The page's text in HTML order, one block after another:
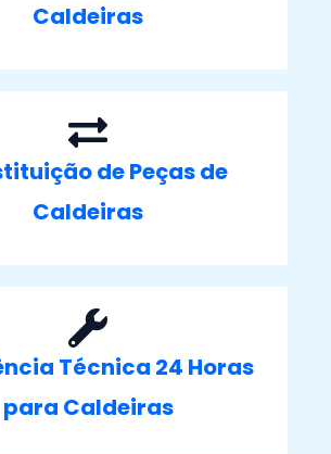
Caldeiras
de Peças de
Caldeiras
Técnica 24 Horas
para Caldeiras